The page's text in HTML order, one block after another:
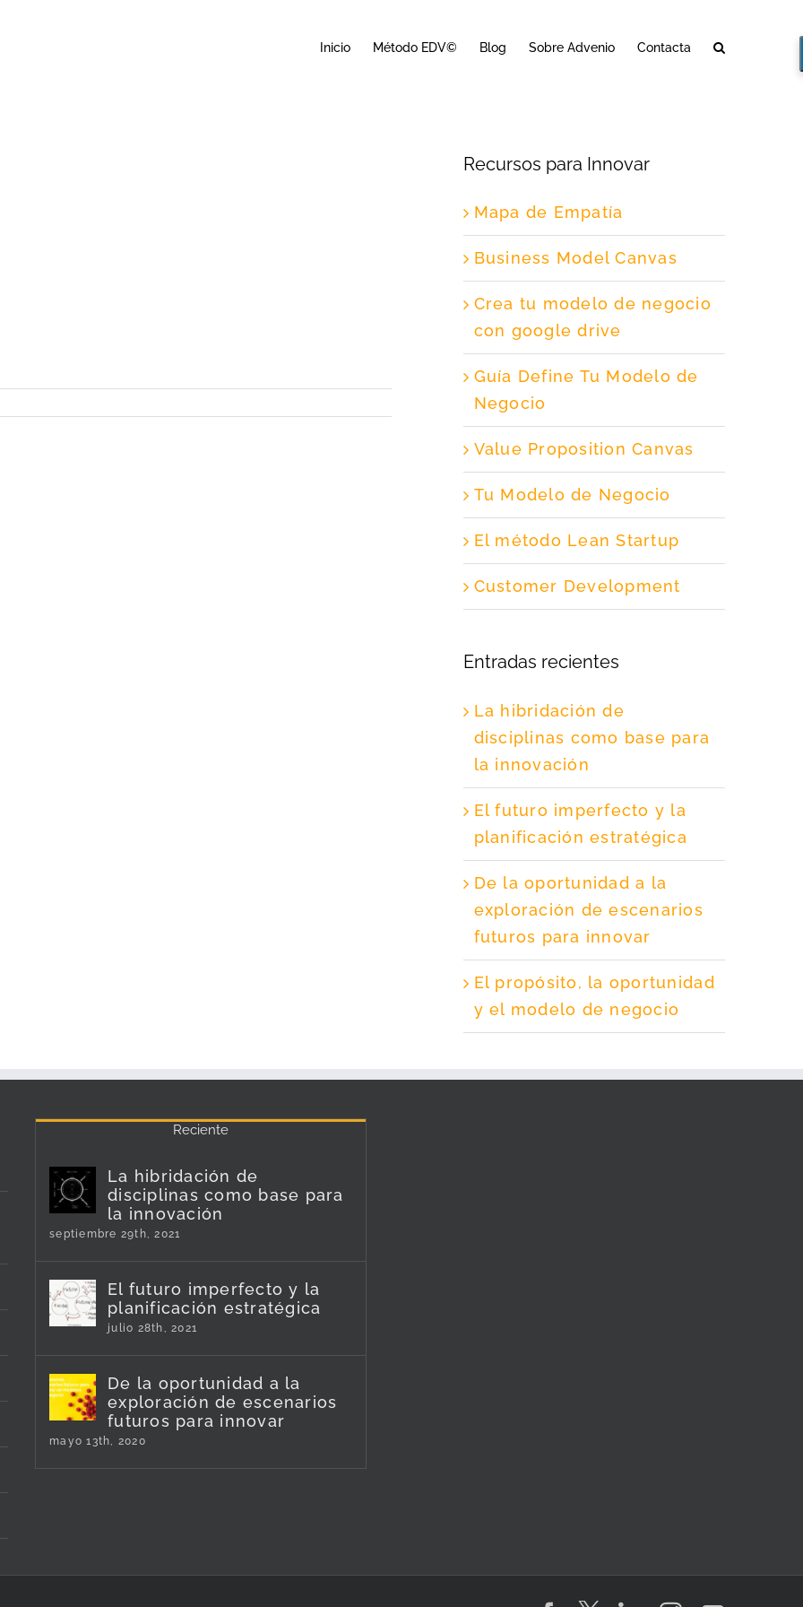
Inicio Método EDV© Blog Sobre Advenio Contacta
Recursos para Innovar
Mapa de Empatía
Business Model Canvas
Crea tu modelo de negocio
con google drive
Guía Define Tu Modelo de
Negocio
Value Proposition Canvas
Tu Modelo de Negocio
El método Lean Startup
Customer Development
Entradas recientes
La hibridación de
disciplinas como base para
la innovación
El futuro imperfecto y la
planificación estratégica
De la oportunidad a la
exploración de escenarios
futuros para innovar
El propósito, la oportunidad
y el modelo de negocio
Reciente
La hibridación de
disciplinas como base para
la innovación
septiembre 29th, 2021
El futuro imperfecto y la
planificación estratégica
julio 28th, 2021
De la oportunidad a la
exploración de escenarios
futuros para innovar
mayo 13th, 2020